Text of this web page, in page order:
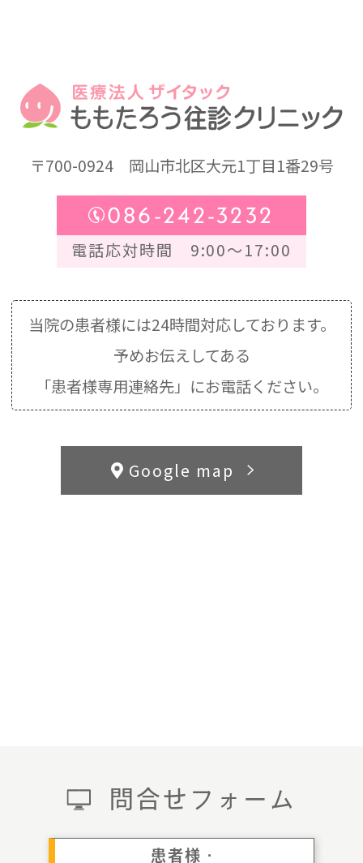
〒700-0924岡山市北区大元1丁目1番29号
086-242-3232
電話応対時間 9:00～17:00
当院の患者様には24時間対応しております。
予めお伝えしてある
「患者様専用連絡先」にお電話ください。
問合せフォーム
患者様・
Google map